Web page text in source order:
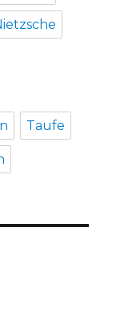
Taufe